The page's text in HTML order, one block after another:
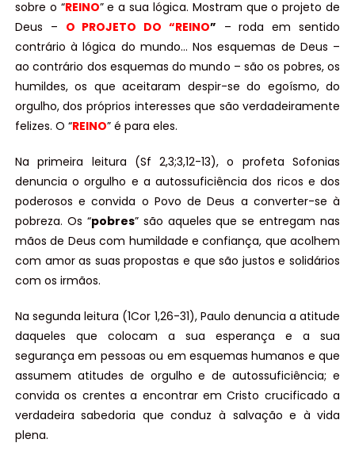
sobre o “REINO” e a sua lógica. Mostram que o projeto de
Deus – O PROJETO DO “REINO” – roda em sentido
contrário à lógica do mundo… Nos esquemas de Deus –
ao contrário dos esquemas do mundo – são os pobres, os
humildes, os que aceitaram despir-se do egoísmo, do
orgulho, dos próprios interesses que são verdadeiramente
felizes. O “REINO” é para eles.
Na primeira leitura (Sf 2,3;3,12-13), o profeta Sofonias
denuncia o orgulho e a autossuficiência dos ricos e dos
poderosos e convida o Povo de Deus a converter-se à
pobreza. Os “pobres” são aqueles que se entregam nas
mãos de Deus com humildade e confiança, que acolhem
com amor as suas propostas e que são justos e solidários
com os irmãos.
Na segunda leitura (1Cor 1,26-31), Paulo denuncia a atitude
daqueles que colocam a sua esperança e a sua
segurança em pessoas ou em esquemas humanos e que
assumem atitudes de orgulho e de autossuficiência; e
convida os crentes a encontrar em Cristo crucificado a
verdadeira sabedoria que conduz à salvação e à vida
plena.